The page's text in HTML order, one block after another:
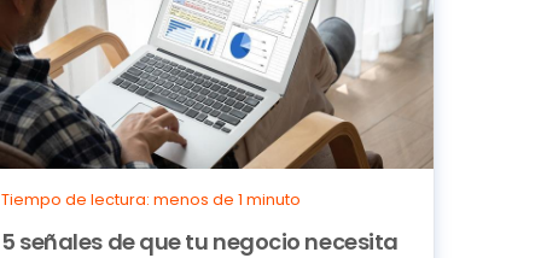
Tiempo de lectura: menos de 1 minuto
5 señales de que tu negocio necesita